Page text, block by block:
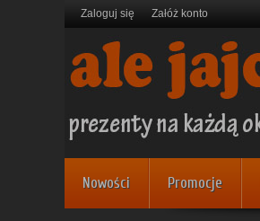
Zaloguj się Załóż konto
Nowości Promocje